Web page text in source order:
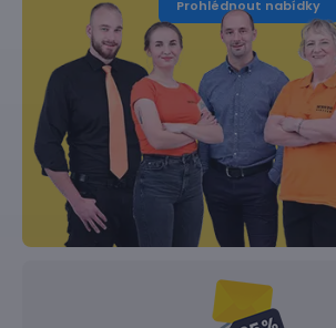
Prohlédnout nabídky